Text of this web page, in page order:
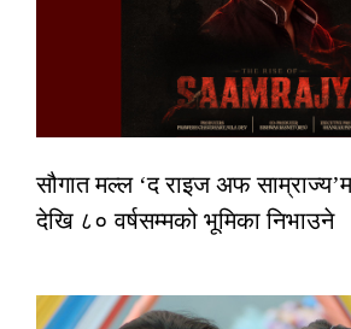
सौगात मल्ल ‘द राइज अफ
देखि ८० वर्षसम्मको भूमिका निभाउने